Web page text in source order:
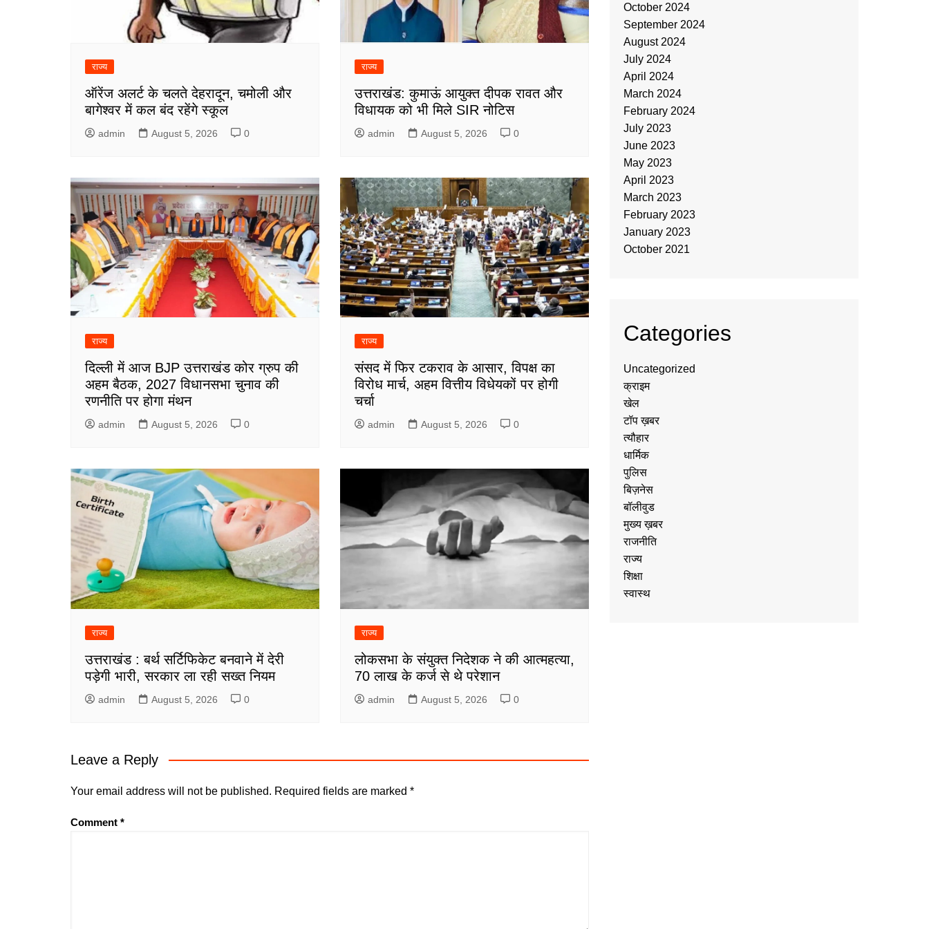
राज्य
ऑरेंज अलर्ट के चलते देहरादून, चमोली और
बागेश्वर में कल बंद रहेंगे स्कूल
admin August 5, 2026 0
राज्य
उत्तराखंड: कुमाऊं आयुक्त दीपक रावत और
विधायक को भी मिले SIR नोटिस
admin August 5, 2026 0
राज्य
दिल्ली में आज BJP उत्तराखंड कोर ग्रुप की
अहम बैठक, 2027 विधानसभा चुनाव की
रणनीति पर होगा मंथन
admin August 5, 2026 0
राज्य
संसद में फिर टकराव के आसार, विपक्ष का
विरोध मार्च, अहम वित्तीय विधेयकों पर होगी
चर्चा
admin August 5, 2026 0
राज्य
उत्तराखंड : बर्थ सर्टिफिकेट बनवाने में देरी
पड़ेगी भारी, सरकार ला रही सख्त नियम
admin August 5, 2026 0
राज्य
लोकसभा के संयुक्त निदेशक ने की आत्महत्या,
70 लाख के कर्ज से थे परेशान
admin August 5, 2026 0
Leave a Reply
Your email address will not be published. Required fields are marked *
Comment *
October 2024
September 2024
August 2024
July 2024
April 2024
March 2024
February 2024
July 2023
June 2023
May 2023
April 2023
March 2023
February 2023
January 2023
October 2021
Categories
Uncategorized
क्राइम
खेल
टॉप ख़बर
त्यौहार
धार्मिक
पुलिस
बिज़नेस
बॉलीवुड
मुख्य ख़बर
राजनीति
राज्य
शिक्षा
स्वास्थ